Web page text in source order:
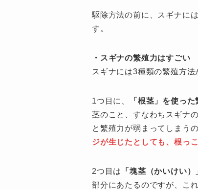
駆除方法の前に、スギナに
す。
・スギナの繁殖力はすごい
スギナには3種類の繁殖方法
1つ目に、 「根茎」を使っ
茎のこと、すなわちスギナ
と繁殖力が弱まってしまう
ジが生じたとしても、根っ
2つ目は 「塊茎（かいけい
部分にあたるのですが、こ